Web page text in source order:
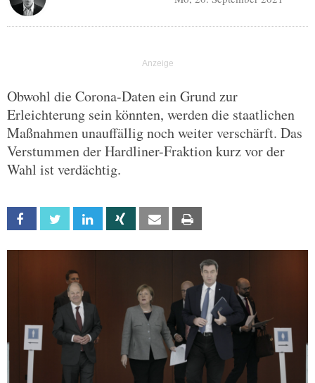
Obwohl die Corona-Daten ein Grund zur
Erleichterung sein könnten, werden die staatlichen
Maßnahmen unauffällig noch weiter verschärft. Das
Verstummen der Hardliner-Fraktion kurz vor der
Wahl ist verdächtig.
Facebook Twitter Linkedin Xing Email